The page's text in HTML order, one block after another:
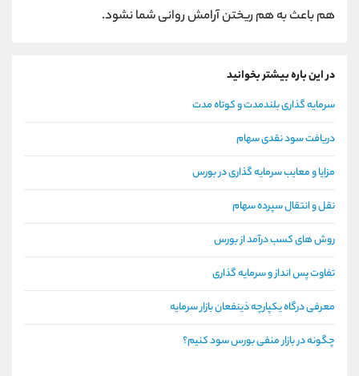
هم باعث به هم ریختن آرامش روانی شما نشود.
در این باره بیشتر بخوانید
سرمایه گذاری بلندمدت و کوتاه مدت
دریافت سود نقدی سهام
مزایا و معایب سرمایه گذاری در بورس
نقل و انتقال سپرده سهام
روش های کسب درآمد از بورس
تفاوت پس انداز و سرمایه گذاری
معرفی درگاه یکپارچه ذینفعان بازار سرمایه
چگونه در بازار منفی بورس سود کنیم؟